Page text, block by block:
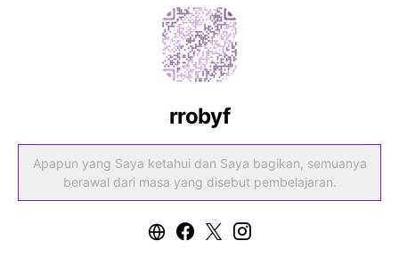
rrobyf
Apapun yang Saya ketahui dan Saya bagikan, semuanya
berawal dari masa yang disebut pembelajaran.